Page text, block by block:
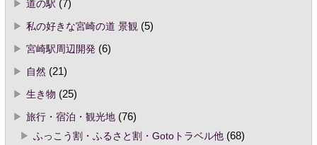
道の駅 (7)
私の好きな宮崎の道 景観 (5)
宮崎駅周辺開発(6)
自然 (21)
生き物 (25)
旅行・宿泊・観光地(76)
ふっこう割・ふるさと割・Gotoトラベル他(68)